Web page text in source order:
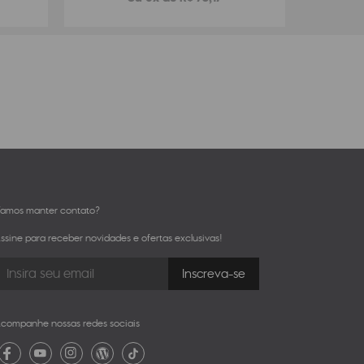
manter contato?
para receber novidades e ofertas exclusivas!
nossas redes sociais